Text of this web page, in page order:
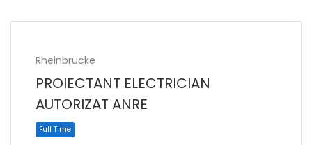
Rheinbrucke
PROIECTANT ELECTRICIAN
AUTORIZAT ANRE